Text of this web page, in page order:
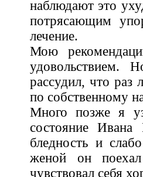
наблюдают это
потрясающим
лечение.
Мою
удовольствием.
рассудил, что раз
по собственному
Много позже я
состояние Ивана
бледность и
женой он
чувствовал себя